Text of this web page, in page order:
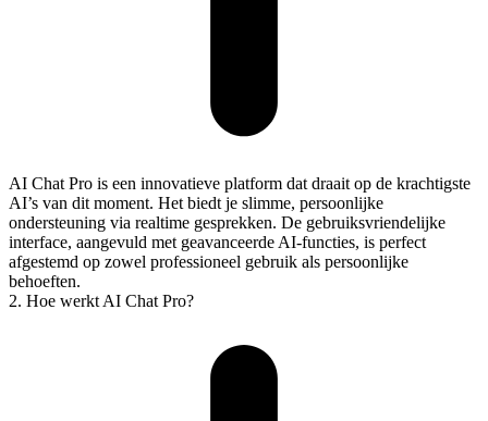
AI Chat Pro is een innovatieve platform dat draait op de krachtigste
AI’s van dit moment. Het biedt je slimme, persoonlijke
ondersteuning via realtime gesprekken. De gebruiksvriendelijke
interface, aangevuld met geavanceerde AI-functies, is perfect
afgestemd op zowel professioneel gebruik als persoonlijke
behoeften.
2. Hoe werkt AI Chat Pro?